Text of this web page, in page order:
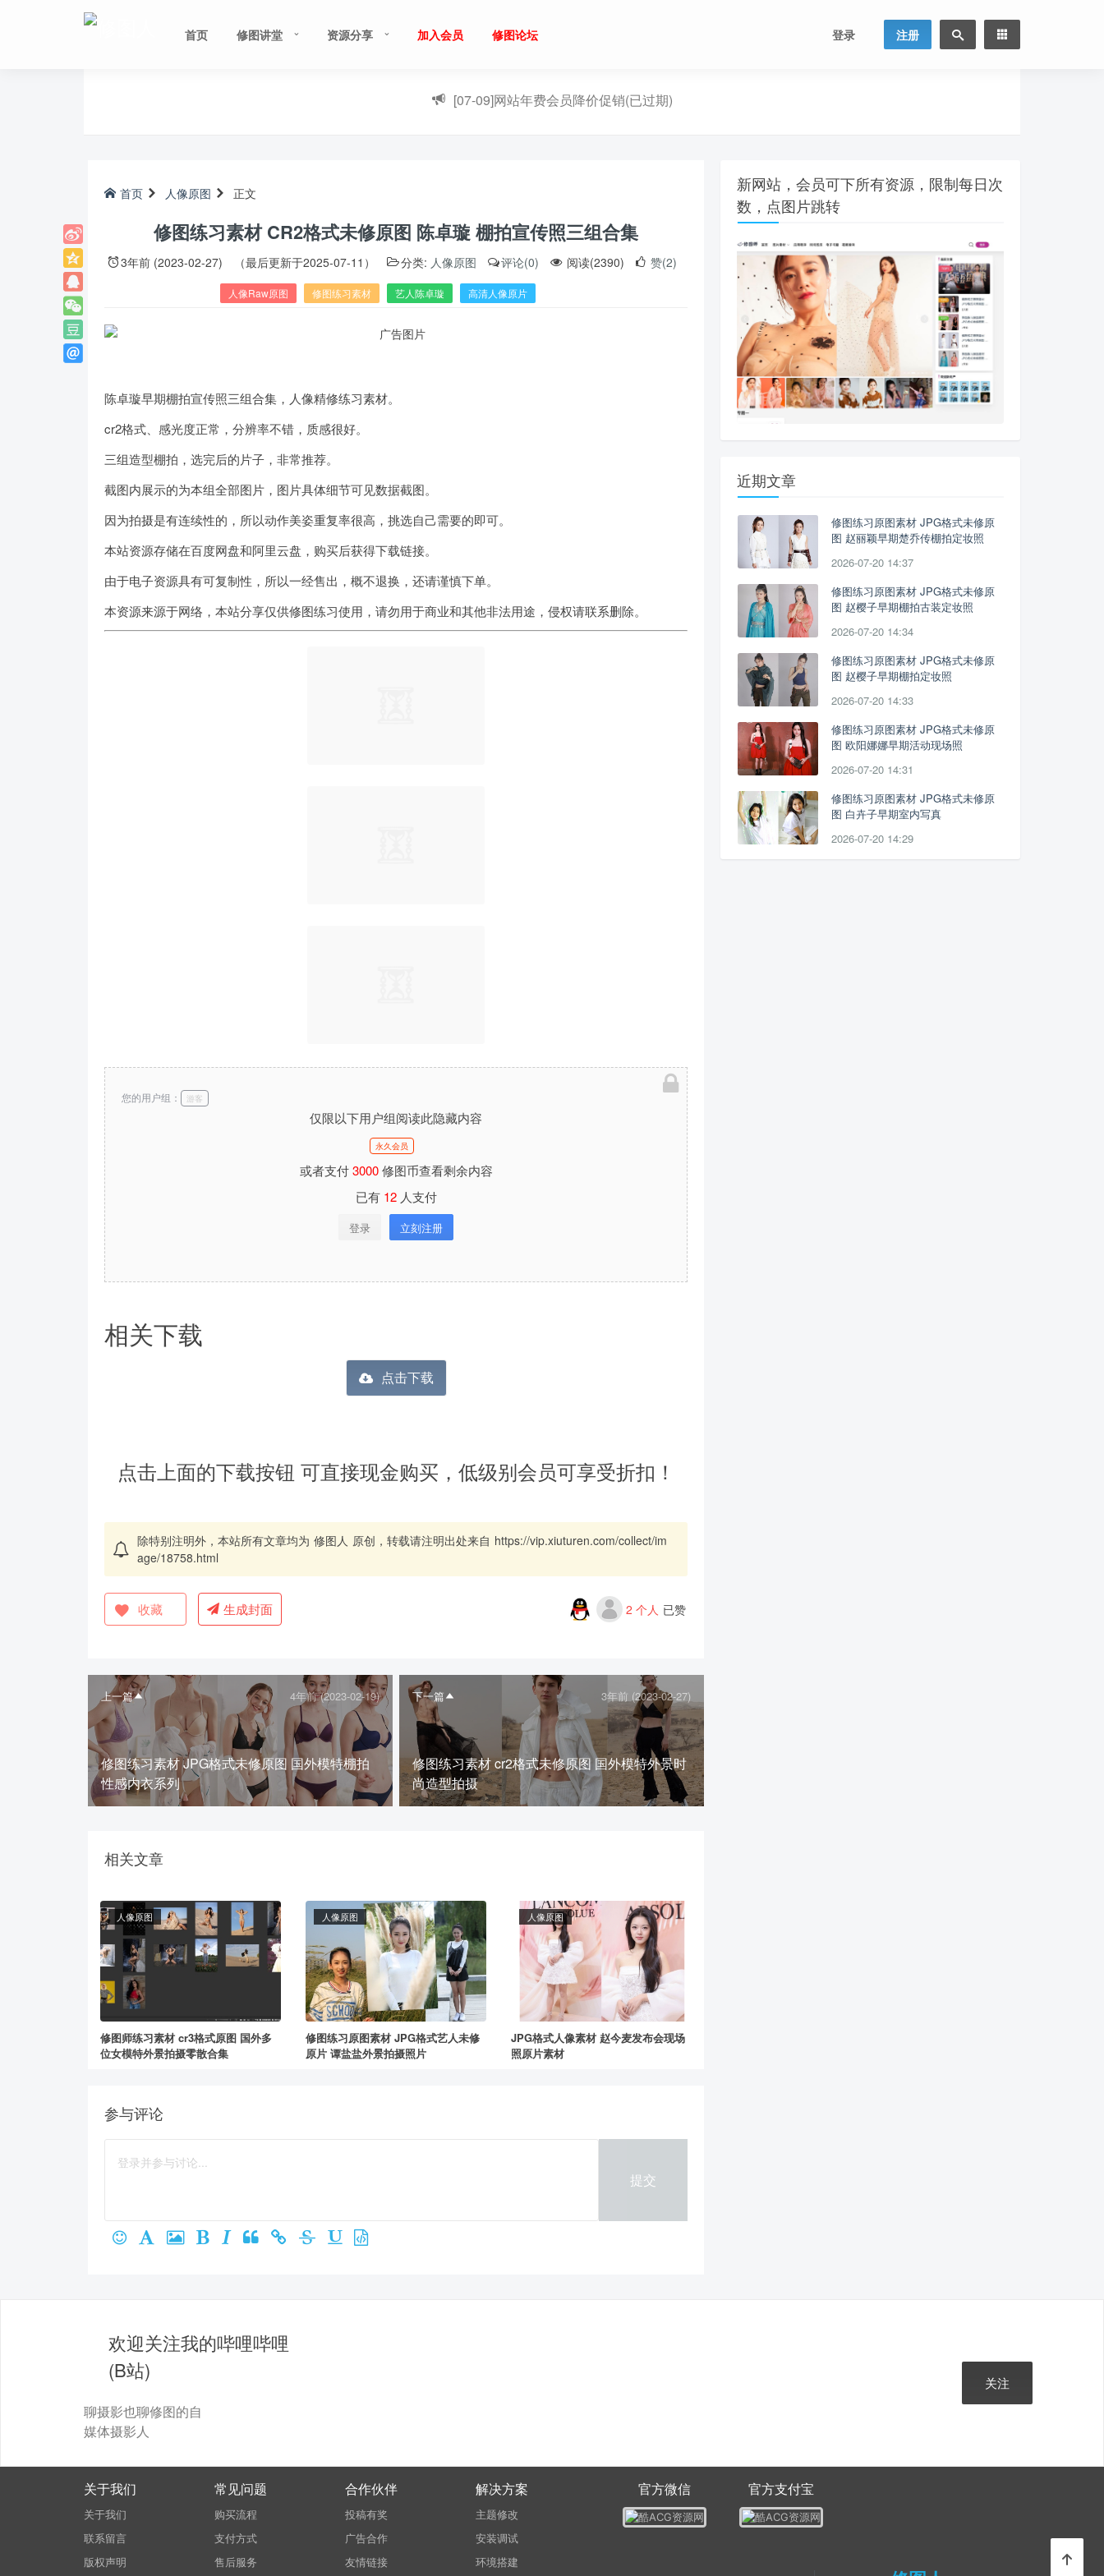
首页 修图讲堂 资源分享 加入会员 修图论坛 登录 注册
[07-09]网站年费会员降价促销(已过期)
首页 人像原图 正文
修图练习素材 CR2格式未修原图 陈卓璇 棚拍宣传照三组合集
3年前 (2023-02-27) （最后更新于2025-07-11） 分类: 人像原图 评论(0) 阅读(2390) 赞(2)
人像Raw原图 修图练习素材 艺人陈卓璇 高清人像原片
陈卓璇早期棚拍宣传照三组合集，人像精修练习素材。
cr2格式、感光度正常，分辨率不错，质感很好。
三组造型棚拍，选完后的片子，非常推荐。
截图内展示的为本组全部图片，图片具体细节可见数据截图。
因为拍摄是有连续性的，所以动作美姿重复率很高，挑选自己需要的即可。
本站资源存储在百度网盘和阿里云盘，购买后获得下载链接。
由于电子资源具有可复制性，所以一经售出，概不退换，还请谨慎下单。
本资源来源于网络，本站分享仅供修图练习使用，请勿用于商业和其他非法用途，侵权请联系删除。
仅限以下用户组阅读此隐藏内容
永久会员
或者支付3000修图币查看剩余内容
已有 12人支付
登录 立刻注册
您的用户组： 游客
相关下载
点击下载
点击上面的下载按钮 可直接现金购买，低级别会员可享受折扣！
除特别注明外，本站所有文章均为 修图人 原创，转载请注明出处来自 https://vip.xiuturen.com/collect/im
age/18758.html
收藏 生成封面
分享本文封面
2 个人 已赞
上一篇 4年前 (2023-02-19)
修图练习素材 JPG格式未修原图 国外模特棚拍
性感内衣系列
下一篇 3年前 (2023-02-27)
修图练习素材 cr2格式未修原图 国外模特外景时
尚造型拍摄
相关文章
人像原图
修图师练习素材 cr3格式原图 国外多
位女模特外景拍摄零散合集
人像原图
修图练习原图素材 JPG格式艺人未修
原片 谭盐盐外景拍摄照片
人像原图
JPG格式人像素材 赵今麦发布会现场
照原片素材
参与评论
提交
新网站，会员可下所有资源，限制每日次
数，点图片跳转
近期文章
修图练习原图素材 JPG格式未修原
图 赵丽颖早期楚乔传棚拍定妆照
2026-07-20 14:37
修图练习原图素材 JPG格式未修原
图 赵樱子早期棚拍古装定妆照
2026-07-20 14:34
修图练习原图素材 JPG格式未修原
图 赵樱子早期棚拍定妆照
2026-07-20 14:33
修图练习原图素材 JPG格式未修原
图 欧阳娜娜早期活动现场照
2026-07-20 14:31
修图练习原图素材 JPG格式未修原
图 白卉子早期室内写真
2026-07-20 14:29
欢迎关注我的哔哩哔哩
(B站)
聊摄影也聊修图的自
媒体摄影人
关注
关于我们
关于我们
联系留言
版权声明
常见问题
购买流程
支付方式
售后服务
合作伙伴
投稿有奖
广告合作
友情链接
解决方案
主题修改
安装调试
环境搭建
官方微信 官方支付宝